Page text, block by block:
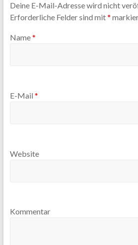
Deine E-Mail-Adresse wird nicht
Erforderliche Felder sind mit*
Name*
E-Mail *
Website
Kommentar